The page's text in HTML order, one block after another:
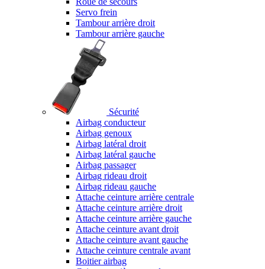
Servo frein
Tambour arrière droit
Tambour arrière gauche
Sécurité
Airbag conducteur
Airbag genoux
Airbag latéral droit
Airbag latéral gauche
Airbag passager
Airbag rideau droit
Airbag rideau gauche
Attache ceinture arrière centrale
Attache ceinture arrière droit
Attache ceinture arrière gauche
Attache ceinture avant droit
Attache ceinture avant gauche
Attache ceinture centrale avant
Boitier airbag